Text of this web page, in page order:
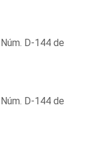
D-144 de
D-144 de